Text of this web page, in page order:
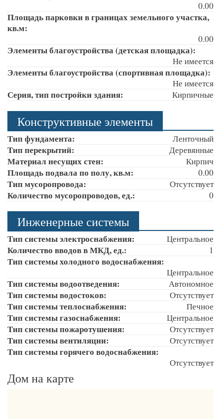
0.00
Площадь парковки в границах земельного участка,
кв.м:
0.00
Элементы благоустройства (детская площадка):
Не имеется
Элементы благоустройства (спортивная площадка):
Не имеется
Серия, тип постройки здания: Кирпичные
Конструктивные элементы
Тип фундамента: Ленточный
Тип перекрытий: Деревянные
Материал несущих стен: Кирпич
Площадь подвала по полу, кв.м: 0.00
Тип мусоропровода: Отсутствует
Количество мусоропроводов, ед.: 0
Инженерные системы
Тип системы электроснабжения: Центральное
Количество вводов в МКД, ед.: 1
Тип системы холодного водоснабжения:
Центральное
Тип системы водоотведения: Автономное
Тип системы водостоков: Отсутствует
Тип системы теплоснабжения: Печное
Тип системы газоснабжения: Центральное
Тип системы пожаротушения: Отсутствует
Тип системы вентиляции: Отсутствует
Тип системы горячего водоснабжения:
Отсутствует
Дом на карте